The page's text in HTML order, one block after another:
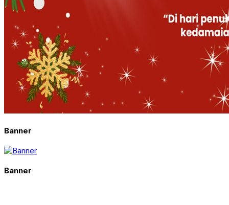
Banner
Banner